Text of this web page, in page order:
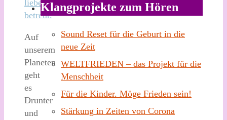
Auf
unserem
Planeten
geht
es
Drunter
und
Klangprojekte zum Hören
Sound Reset für die Geburt in die
neue Zeit
WELTFRIEDEN – das Projekt für die
Menschheit
Für die Kinder. Möge Frieden sein!
Stärkung in Zeiten von Corona